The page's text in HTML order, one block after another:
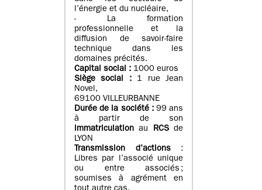
l’énergie et du nucléaire,
- La formation
professionnelle et la
diffusion de savoir-faire
technique dans les
domaines précités.
Capital social : 1000 euros
Siège social :1 rue Jean
Novel,
69100 VILLEURBANNE
Durée de la société :99 ans
à partir de son
immatriculation au RCSde
LYON
Transmission d’actions:
Libres par l’associé unique
ou entre associés ;
soumises à agrément en